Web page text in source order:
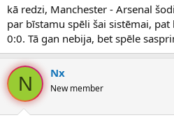
kā redzi, Manchester - Arsenal
par bīstamu spēli šai sistēmai,
0:0. Tā gan nebija, bet spēle
N Nx
New member